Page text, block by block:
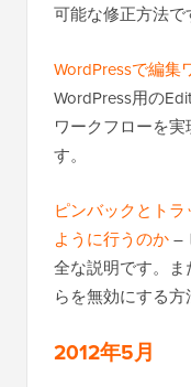
可能な修正方法で
WordPressで編集
WordPress用の
ワークフローを
す。
ピンバックとト
ように行うのか–
全な説明です。
らを無効にする方
2012年5月